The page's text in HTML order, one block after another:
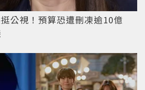
公視！預算恐遭刪凍逾10億